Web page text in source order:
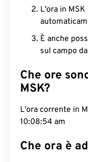
L'ora in
È anche
sul campo
Che ore
MSK?
L'ora corrente in
10:08:55 am
Che ora è